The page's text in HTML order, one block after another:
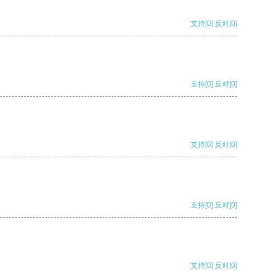
支持[0] 反对[0]
支持[0] 反对[0]
支持[0] 反对[0]
支持[0] 反对[0]
支持[0] 反对[0]